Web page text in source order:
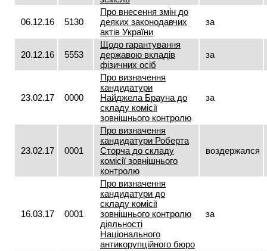
06.12.16 5130
Про внесення змін до
деяких законодавчих
актів України
за
20.12.16 5553
Щодо гарантування
державою вкладів
фізичних осіб
за
23.02.17 0000
Про визначення
кандидатури
Найджела Брауна до
складу комісії
зовнішнього контролю
за
23.02.17 0001
Про визначення
кандидатури Роберта
Сторча до складу
комісії зовнішнього
контролю
воздержался
16.03.17 0001
Про визначення
кандидатури до
складу комісії
зовнішнього контролю
діяльності
Національного
антикорупційного бюро
за